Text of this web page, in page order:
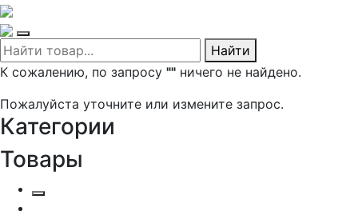
Найти
К сожалению, по запросу "" ничего не найдено.
Пожалуйста уточните или измените запрос.
Категории
Товары